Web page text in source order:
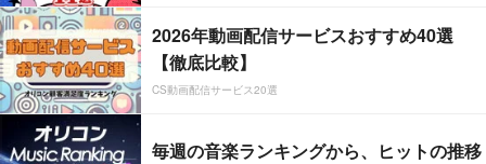
2026年動画配信サービスおすすめ40選
【徹底比較】
CS動画配信サービス20選
毎週の音楽ランキングから、ヒットの推移